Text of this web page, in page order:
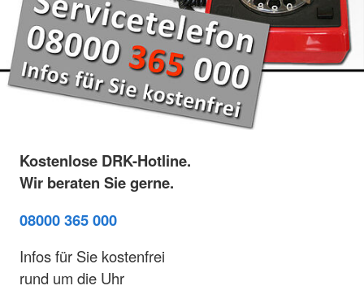
Kostenlose DRK-Hotline.
Wir beraten Sie gerne.
08000 365 000
Infos für Sie kostenfrei
rund um die Uhr